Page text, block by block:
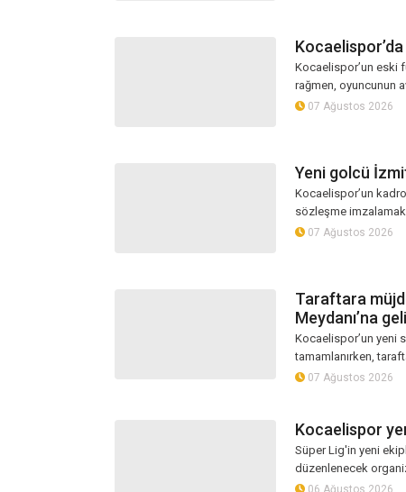
Kocaelispor’un eski
rağmen, oyuncunun
07 Ağustos 2026
Yeni golcü
Kocaelispor’un
sözleşme
07 Ağustos 2026
Taraftara
Meydanı’na
Kocaelispor’un yeni
tamamlanırken,
07 Ağustos 2026
Kocaelispor
Süper Lig'in yeni
düzenlenecek